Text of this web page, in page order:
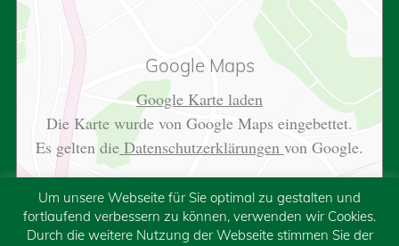
Google Maps
Google Karte laden
Die Karte wurde von Google Maps eingebettet.
Es gelten die Datenschutzerklärungen von Google.
Um unsere Webseite für Sie optimal zu gestalten und
fortlaufend verbessern zu können, verwenden wir Cookies.
Durch die weitere Nutzung der Webseite stimmen Sie der